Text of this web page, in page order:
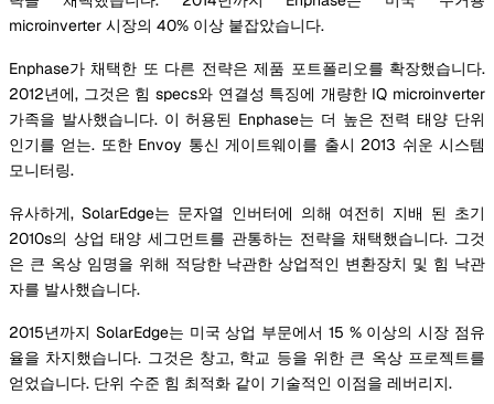
microinverter 시장의 40% 이상 붙잡았습니다.
Enphase가 채택한 또 다른 전략은 제품 포트폴리오를 확장했습니다.
2012년에, 그것은 힘 specs와 연결성 특징에 개량한 IQ microinverter
가족을 발사했습니다. 이 허용된 Enphase는 더 높은 전력 태양 단위
인기를 얻는. 또한 Envoy 통신 게이트웨이를 출시 2013 쉬운 시스템
모니터링.
유사하게, SolarEdge는 문자열 인버터에 의해 여전히 지배 된 초기
2010s의 상업 태양 세그먼트를 관통하는 전략을 채택했습니다. 그것
은 큰 옥상 임명을 위해 적당한 낙관한 상업적인 변환장치 및 힘 낙관
자를 발사했습니다.
2015년까지 SolarEdge는 미국 상업 부문에서 15 % 이상의 시장 점유
율을 차지했습니다. 그것은 창고, 학교 등을 위한 큰 옥상 프로젝트를
얻었습니다. 단위 수준 힘 최적화 같이 기술적인 이점을 레버리지.